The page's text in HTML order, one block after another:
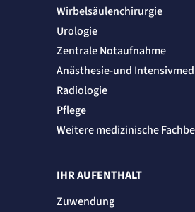
Wirbelsäulenchirurgie
Urologie
Zentrale Notaufnahme
Anästhesie-und
Radiologie
Pflege
Weitere medizinische
IHR AUFENTHALT
Zuwendung